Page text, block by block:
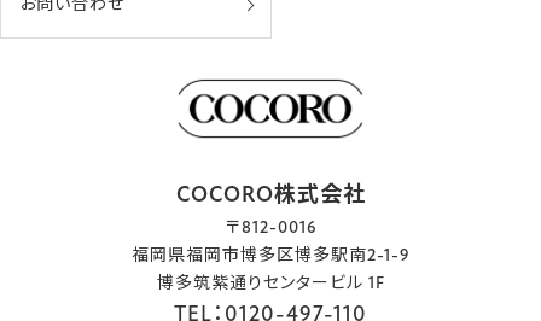
お問い合わせ
COCORO株式会社
〒812-0016
福岡県福岡市博多区博多駅南2-1-9
博多筑紫通りセンタービル 1F
TEL：0120-497-110